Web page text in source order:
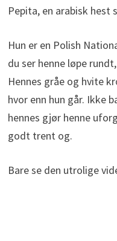
Pepita, en arabisk hest
Hun er en Polish
du ser henne løpe
Hennes gråe og hvite
hvor enn hun går. Ikke
hennes gjør henne
godt trent og.
Bare se den utrolige